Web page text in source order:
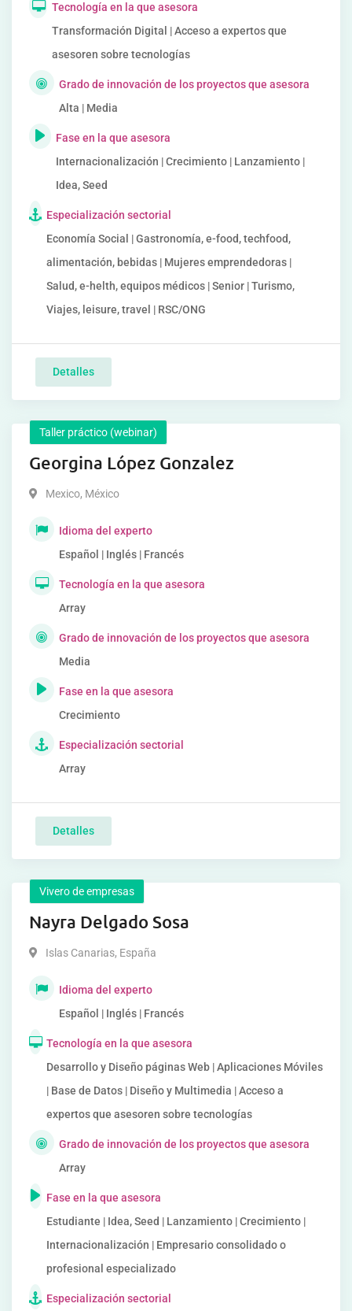
Tecnología en la que asesora
Transformación Digital | Acceso a expertos que
asesoren sobre tecnologías
Grado de innovación de los proyectos que asesora
Alta | Media
Fase en la que asesora
Internacionalización | Crecimiento | Lanzamiento |
Idea, Seed
Especialización sectorial
Economía Social | Gastronomía, e-food, techfood,
alimentación, bebidas | Mujeres emprendedoras |
Salud, e-helth, equipos médicos | Senior | Turismo,
Viajes, leisure, travel | RSC/ONG
Detalles
Taller práctico (webinar)
Georgina López Gonzalez
Mexico, México
Idioma del experto
Español | Inglés | Francés
Tecnología en la que asesora
Array
Grado de innovación de los proyectos que asesora
Media
Fase en la que asesora
Crecimiento
Especialización sectorial
Array
Detalles
Vivero de empresas
Nayra Delgado Sosa
Islas Canarias, España
Idioma del experto
Español | Inglés | Francés
Tecnología en la que asesora
Desarrollo y Diseño páginas Web | Aplicaciones Móviles
| Base de Datos | Diseño y Multimedia | Acceso a
expertos que asesoren sobre tecnologías
Grado de innovación de los proyectos que asesora
Array
Fase en la que asesora
Estudiante | Idea, Seed | Lanzamiento | Crecimiento |
Internacionalización | Empresario consolidado o
profesional especializado
Especialización sectorial